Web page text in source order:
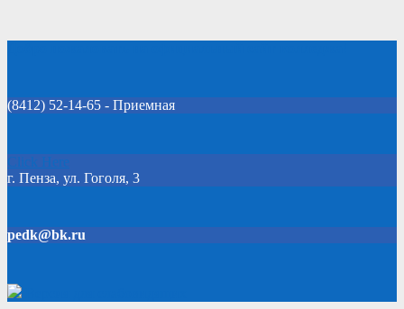
(8412) 52-14-65 - Приемная
Click Here
г. Пенза, ул. Гоголя, 3
pedk@bk.ru